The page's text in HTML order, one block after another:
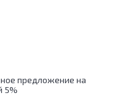
предложение на
5%